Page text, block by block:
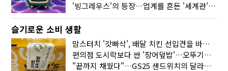
'빙그레우스'의 등장…업계를 흔든 '세계관' 마케팅
슬기로운 소비 생활
맘스터치 '갓빠삭', 배달 치킨 선입견을 바꿨다
편의점 도시락보다 싼 '장어덮밥'…오뚜기가 해냈다
"끝까지 채웠다"…GS25 샌드위치의 달라진 '속'사정